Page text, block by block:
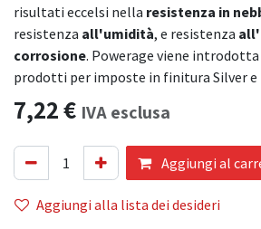
risultati eccelsi nella resistenza in
resistenza all'umidità, e resistenza
corrosione. Powerage viene
prodotti per imposte in finitura Silver e
7,22€ IVA esclusa
Aggiungi al
Aggiungi alla lista dei desideri